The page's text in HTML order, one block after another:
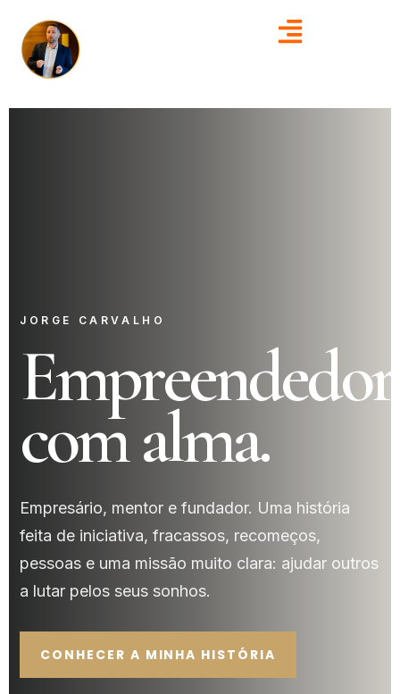
JORGE CARVALHO
com alma.
Empresário, mentor e fundador. Uma história
feita de iniciativa, fracassos, recomeços,
pessoas e uma missão muito clara: ajudar outros
a lutar pelos seus sonhos.
CONHECER A MINHA HISTÓRIA